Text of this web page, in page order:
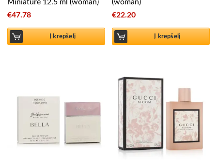
Miniature 12.5 ml (woman)
€47.78
Į krepšelį
(woman)
€22.20
Į krepšelį